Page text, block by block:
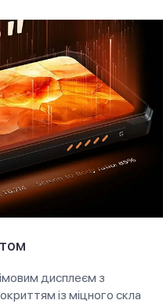
дисплеєм з
із міцного скла